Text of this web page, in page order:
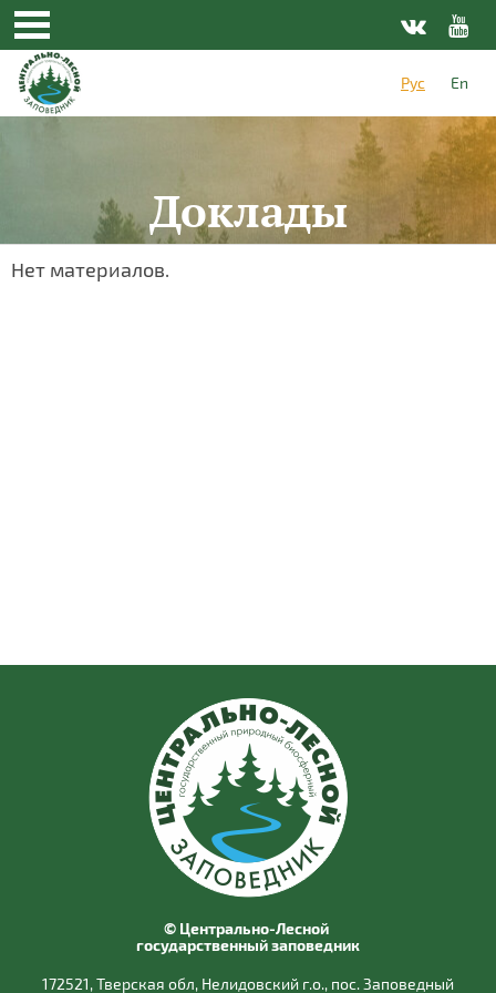
Рус En
Доклады
Нет материалов.
© Центрально-Лесной
государственный заповедник
172521, Тверская обл, Нелидовский г.о., пос. Заповедный